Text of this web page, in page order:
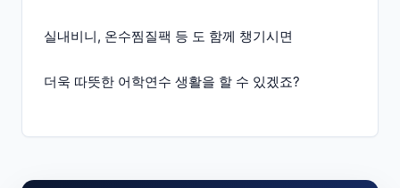
실내비니, 온수찜질팩 등 도 함께 챙기시면
더욱 따뜻한 어학연수 생활을 할 수 있겠죠?